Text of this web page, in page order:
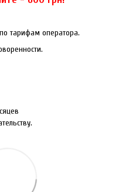
тарифам оператора.